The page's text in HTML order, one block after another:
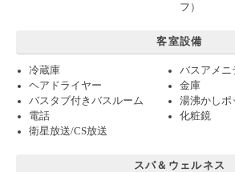
フ）
客室設備
冷蔵庫
バスアメニ
ヘアドライヤー
金庫
バスタブ付きバスルーム
湯沸かしポ
電話
化粧鏡
衛星放送/CS放送
スパ＆ウェルネス